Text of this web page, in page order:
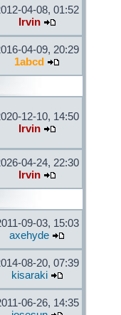
04-08, 01:52
Irvin
04-09, 20:29
1abcd
12-10, 14:50
Irvin
04-24, 22:30
Irvin
09-03, 15:03
axehyde
08-20, 07:39
kisaraki
06-26, 14:35